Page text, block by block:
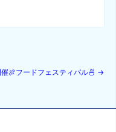
🍖フードフェスティバル🍜 →